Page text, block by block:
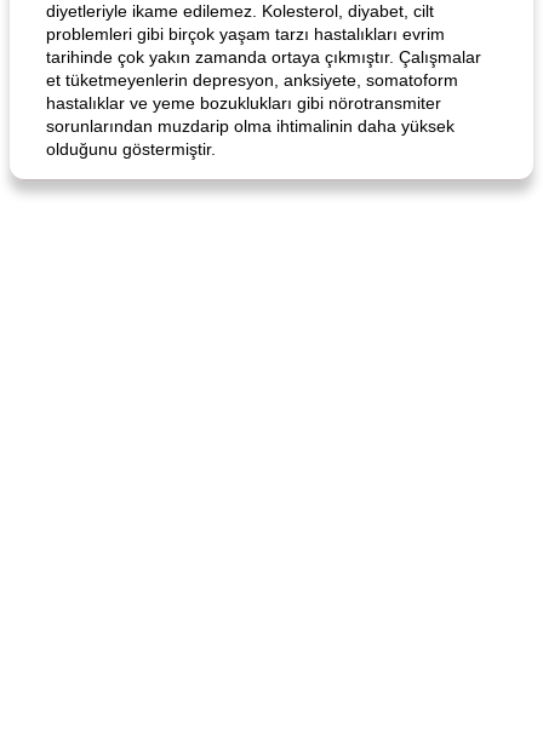
diyetleriyle ikame edilemez. Kolesterol, diyabet, cilt
problemleri gibi birçok yaşam tarzı hastalıkları evrim
tarihinde çok yakın zamanda ortaya çıkmıştır. Çalışmalar
et tüketmeyenlerin depresyon, anksiyete, somatoform
hastalıklar ve yeme bozuklukları gibi nörotransmiter
sorunlarından muzdarip olma ihtimalinin daha yüksek
olduğunu göstermiştir.